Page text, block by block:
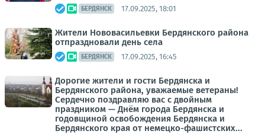
БЕРДЯНСК 17.09.2025, 18:01
Жители Нововасильевки Бердянского района
отпраздновали день села
БЕРДЯНСК 17.09.2025, 16:45
Дорогие жители и гости Бердянска и
Бердянского района, уважаемые ветераны!
Сердечно поздравляю вас с двойным
праздником — Днём города Бердянска и
годовщиной освобождения Бердянска и
Бердянского края от немецко-фашистских...